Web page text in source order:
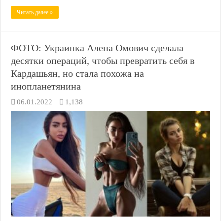
Читать далее »
ФОТО: Украинка Алена Омович сделала
десятки операций, чтобы превратить себя в
Кардашьян, но стала похожа на
инопланетянина
06.01.2022 1,138